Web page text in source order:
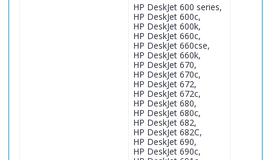
HP DeskJet 600 series,
HP DeskJet 600c,
HP DeskJet 600k,
HP DeskJet 660c,
HP DeskJet 660cse,
HP DeskJet 660k,
HP DeskJet 670,
HP DeskJet 670c,
HP DeskJet 672,
HP DeskJet 672c,
HP DeskJet 680,
HP DeskJet 680c,
HP DeskJet 682,
HP DeskJet 682C,
HP DeskJet 690,
HP DeskJet 690c,